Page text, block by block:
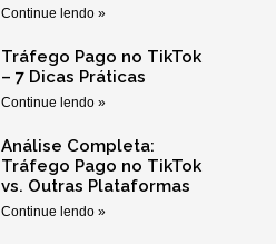
Continue lendo »
Tráfego Pago no TikTok
– 7 Dicas Práticas
Continue lendo »
Análise Completa:
Tráfego Pago no TikTok
vs. Outras Plataformas
Continue lendo »